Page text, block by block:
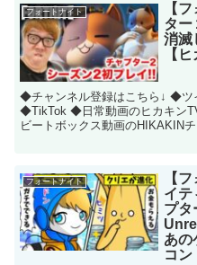
フォートナイト
【
ター
消滅
【
◆チャンネル登録はこちら↓ ◆ツ
◆TikTok ◆日常動画のヒカキン
ビートボックス動画のHIKAKIN
フォートナイト
【
イテ
プタ
あの
コン